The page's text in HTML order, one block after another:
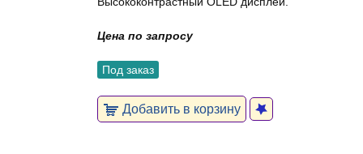
Цена по запросу
Под заказ
Добавить в корзину